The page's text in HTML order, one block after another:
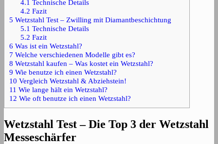
4.1 Technische Details
4.2 Fazit
5 Wetzstahl Test – Zwilling mit Diamantbeschichtung
5.1 Technische Details
5.2 Fazit
6 Was ist ein Wetzstahl?
7 Welche verschiedenen Modelle gibt es?
8 Wetzstahl kaufen – Was kostet ein Wetzstahl?
9 Wie benutze ich einen Wetzstahl?
10 Vergleich Wetzstahl & Abziehstein!
11 Wie lange hält ein Wetzstahl?
12 Wie oft benutze ich einen Wetzstahl?
Wetzstahl Test – Die Top 3 der Wetzstahl
Messeschärfer